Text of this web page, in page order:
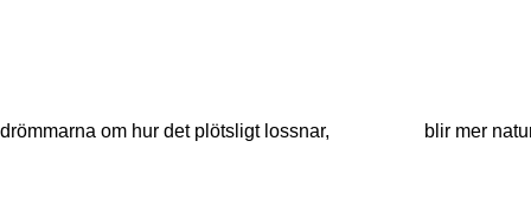
drömmarna om hur det plötsligt lossnar, blir mer